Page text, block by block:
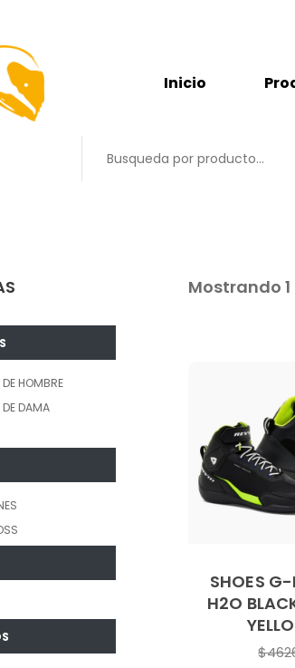
Inicio
HOMBRE
DAMA
Mostrando 1
SHOES G-
H2O